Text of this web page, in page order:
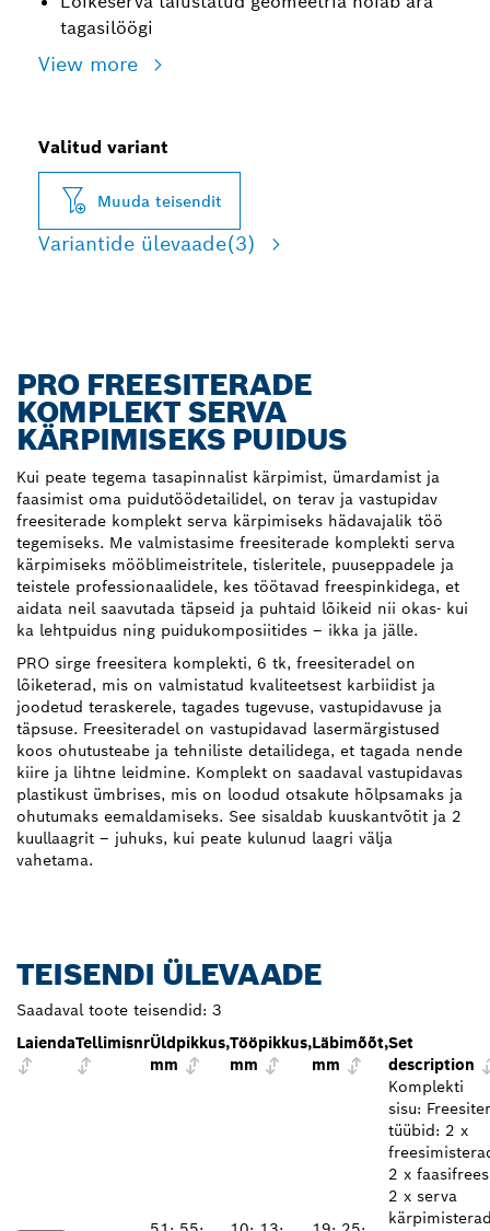
tagasilöögi
View more
Valitud variant
Muuda teisendit
Variantide ülevaade(3)
PRO FREESITERADE
KOMPLEKT SERVA
KÄRPIMISEKS PUIDUS
Kui peate tegema tasapinnalist kärpimist, ümardamist ja
faasimist oma puidutöödetailidel, on terav ja vastupidav
freesiterade komplekt serva kärpimiseks hädavajalik töö
tegemiseks. Me valmistasime freesiterade komplekti serva
kärpimiseks mööblimeistritele, tisleritele, puuseppadele ja
teistele professionaalidele, kes töötavad freespinkidega, et
aidata neil saavutada täpseid ja puhtaid lõikeid nii okas- kui
ka lehtpuidus ning puidukomposiitides – ikka ja jälle.
PRO sirge freesitera komplekti, 6 tk, freesiteradel on
lõiketerad, mis on valmistatud kvaliteetsest karbiidist ja
joodetud teraskerele, tagades tugevuse, vastupidavuse ja
täpsuse. Freesiteradel on vastupidavad lasermärgistused
koos ohutusteabe ja tehniliste detailidega, et tagada nende
kiire ja lihtne leidmine. Komplekt on saadaval vastupidavas
plastikust ümbrises, mis on loodud otsakute hõlpsamaks ja
ohutumaks eemaldamiseks. See sisaldab kuuskantvõtit ja 2
kuullaagrit – juhuks, kui peate kulunud laagri välja
vahetama.
TEISENDI ÜLEVAADE
Saadaval toote teisendid: 3
LaiendaTellimisnrÜldpikkus,
mm
Tööpikkus,
mm
Läbimõõt,
mm
Set
description
Komplekti
sisu:
tüübid: 2 x
2 x
2 x serva